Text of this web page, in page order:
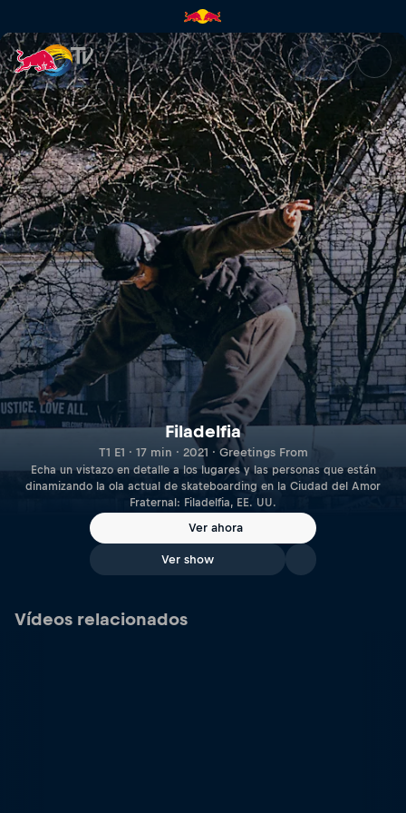
Filadelfia | Red Bull TV
Filadelfia
T1 E1 · 17 min · 2021 · Greetings From
Echa un vistazo en detalle a los lugares y las personas que están
dinamizando la ola actual de skateboarding en la Ciudad del Amor
Fraternal: Filadelfia, EE. UU.
Ver ahora
Ver show
Vídeos relacionados